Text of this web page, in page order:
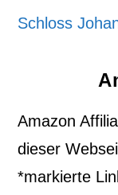
Schloss
Amazon
dieser
*markierte